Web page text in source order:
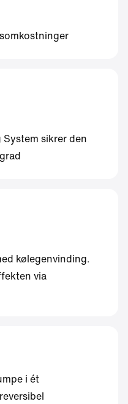
sikrer den
kølegenvinding.
via
i ét